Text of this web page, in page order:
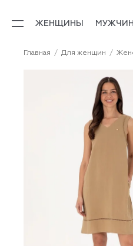
ЖЕНЩИНЫ
Главная Для женщин